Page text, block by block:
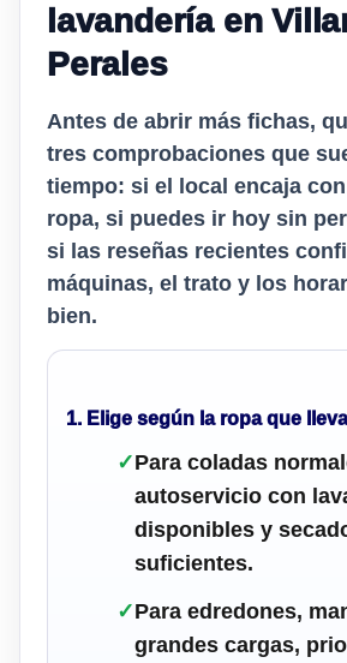
lavandería en
Perales
Antes de abrir más fichas,
tres comprobaciones que
tiempo: si el local encaja
ropa, si puedes ir hoy sin
si las reseñas recientes
máquinas, el trato y los
bien.
1. Elige según la ropa que
✓Para coladas
autoservicio con
disponibles y
suficientes.
✓Para edredones,
grandes cargas,